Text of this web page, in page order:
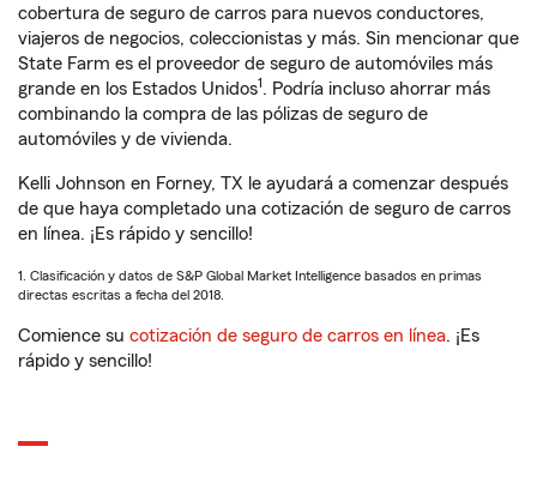
cobertura de seguro de carros para nuevos conductores,
viajeros de negocios, coleccionistas y más. Sin mencionar que
State Farm es el proveedor de seguro de automóviles más
grande en los Estados Unidos1. Podría incluso ahorrar más
combinando la compra de las pólizas de seguro de
automóviles y de vivienda.
Kelli Johnson en Forney, TX le ayudará a comenzar después
de que haya completado una cotización de seguro de carros
en línea. ¡Es rápido y sencillo!
1. Clasificación y datos de S&P Global Market Intelligence basados en primas
directas escritas a fecha del 2018.
Comience su cotización de seguro de carros en línea. ¡Es
rápido y sencillo!